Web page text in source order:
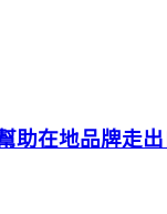
助在地品牌走出